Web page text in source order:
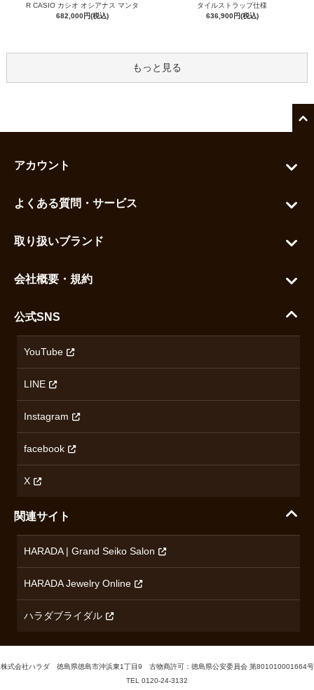
R CASIO カシオ オシアナス マンタ
682,000円(税込)
タイルストラップ仕様
636,900円(税込)
もっと見る
アカウント
お気に入りを見る
よくある質問・サービス
ご利用ガイド
配送・送料について
ハラダの保証とアフターサービス
取り扱いブランド
セイコー
カシオ
オリエントスター
ロンジン
チューダー
ブランド一覧を見る
会社概要・規約
沿革
プライバシーポリシー
無断転載・商用利用について
コンテンツ制作ポリシーおよび生成AIの利用指針
公式SNS
YouTube
LINE
Instagram
facebook
X
関連サイト
HARADA | Grand Seiko Salon
HARADA Jewelry Online
ハラダブライダル
株式会社ハラダ 徳島県徳島市沖浜東1丁目9 古物商許可：徳島県公安委員会 第801010001664号
TEL 0120-24-3132